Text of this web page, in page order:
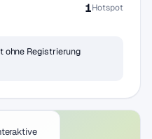
1Hotspot
Registrierung